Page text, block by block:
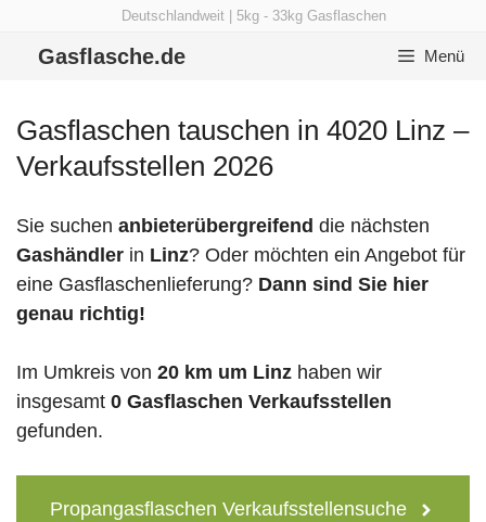
Deutschlandweit | 5kg - 33kg Gasflaschen
Gasflasche.de Menü
Gasflaschen tauschen in 4020 Linz –
Verkaufsstellen 2026
Sie suchen anbieterübergreifend die nächsten
Gashändler in Linz? Oder möchten ein Angebot für
eine Gasflaschenlieferung? Dann sind Sie hier
genau richtig!
Im Umkreis von 20 km um Linz haben wir
insgesamt 0 Gasflaschen Verkaufsstellen
gefunden.
Propangasflaschen Verkaufsstellensuche